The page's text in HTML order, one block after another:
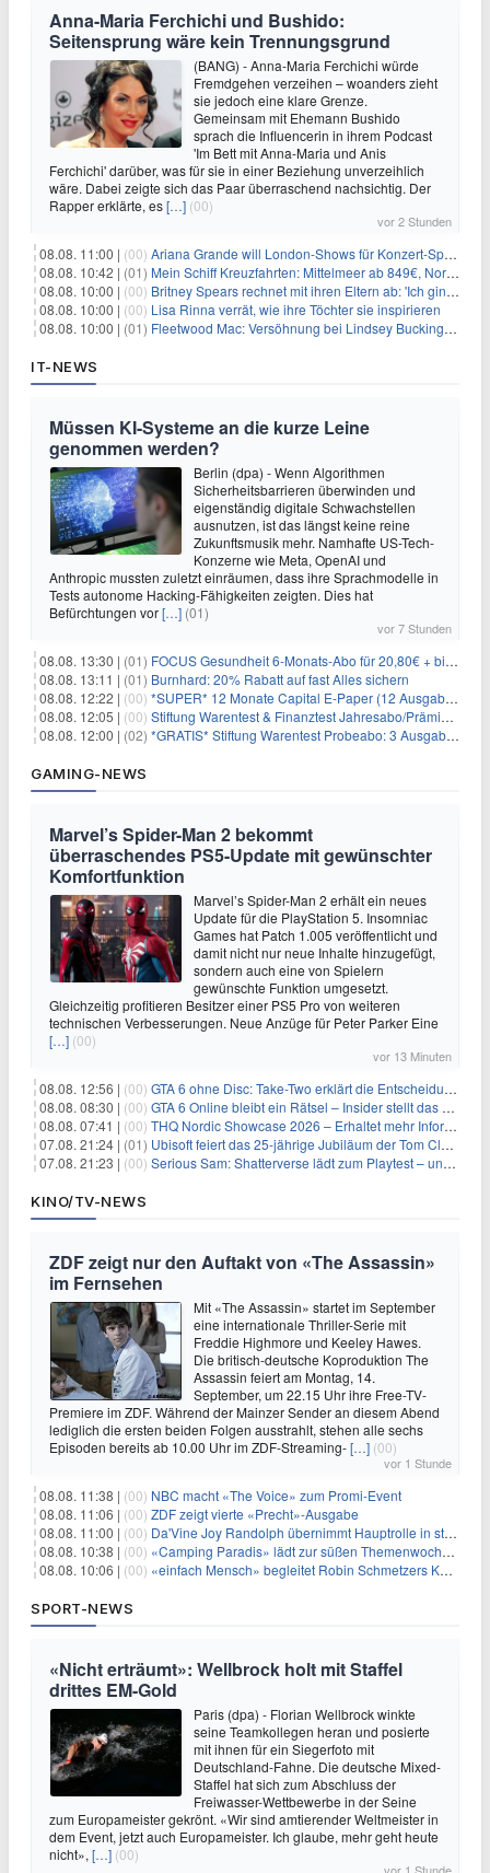
Anna-Maria Ferchichi und Bushido:
Seitensprung wäre kein Trennungsgrund
(BANG) - Anna-Maria Ferchichi würde
Fremdgehen verzeihen – woanders zieht
sie jedoch eine klare Grenze.
Gemeinsam mit Ehemann Bushido
sprach die Influencerin in ihrem Podcast
'Im Bett mit Anna-Maria und Anis
Ferchichi' darüber, was für sie in einer Beziehung unverzeihlich
wäre. Dabei zeigte sich das Paar überraschend nachsichtig. Der
Rapper erklärte, es[…] (00)
vor 2 Stunden
08.08. 11:00 | (00) Ariana Grande will London-Shows für Konzert-Special filmen
08.08. 10:42 | (01) Mein Schiff Kreuzfahrten: Mittelmeer ab 849€, Norwegen ab 999€ p.P.
08.08. 10:00 | (00) Britney Spears rechnet mit ihren Eltern ab: 'Ich ging zwei Monate lang auf die Knie und weinte'
08.08. 10:00 | (00) Lisa Rinna verrät, wie ihre Töchter sie inspirieren
08.08. 10:00 | (01) Fleetwood Mac: Versöhnung bei Lindsey Buckingham und Stevie Nicks
IT-NEWS
Müssen KI-Systeme an die kurze Leine
genommen werden?
Berlin (dpa) - Wenn Algorithmen
Sicherheitsbarrieren überwinden und
eigenständig digitale Schwachstellen
ausnutzen, ist das längst keine reine
Zukunftsmusik mehr. Namhafte US-Tech-
Konzerne wie Meta, OpenAI und
Anthropic mussten zuletzt einräumen, dass ihre Sprachmodelle in
Tests autonome Hacking-Fähigkeiten zeigten. Dies hat
Befürchtungen vor[…] (01)
vor 7 Stunden
08.08. 13:30 | (01) FOCUS Gesundheit 6-Monats-Abo für 20,80€ + bis zu 20€ Prämie
08.08. 13:11 | (01) Burnhard: 20% Rabatt auf fast Alles sichern
08.08. 12:22 | (00) *SUPER* 12 Monate Capital E-Paper (12 Ausgaben) für NUR 7€ (statt 80,04€)
08.08. 12:05 | (00) Stiftung Warentest & Finanztest Jahresabo/Prämienabo für 35€ + Buchprämie
08.08. 12:00 | (02) *GRATIS* Stiftung Warentest Probeabo: 3 Ausgaben gratis im Wert von 25,20€
GAMING-NEWS
Marvel’s Spider-Man 2 bekommt
überraschendes PS5-Update mit gewünschter
Komfortfunktion
Marvel’s Spider-Man 2 erhält ein neues
Update für die PlayStation 5. Insomniac
Games hat Patch 1.005 veröffentlicht und
damit nicht nur neue Inhalte hinzugefügt,
sondern auch eine von Spielern
gewünschte Funktion umgesetzt.
Gleichzeitig profitieren Besitzer einer PS5 Pro von weiteren
technischen Verbesserungen. Neue Anzüge für Peter Parker Eine
[…] (00)
vor 13 Minuten
08.08. 12:56 | (00) GTA 6 ohne Disc: Take-Two erklärt die Entscheidung für Download-Codes
08.08. 08:30 | (00) GTA 6 Online bleibt ein Rätsel – Insider stellt das neue Gerücht klar
08.08. 07:41 | (00) THQ Nordic Showcase 2026 – Erhaltet mehr Informationen
07.08. 21:24 | (01) Ubisoft feiert das 25-jährige Jubiläum der Tom Clancy’s Ghost Recon-Reihe
07.08. 21:23 | (00) Serious Sam: Shatterverse lädt zum Playtest – und erscheint schon bald!
KINO/TV-NEWS
ZDF zeigt nur den Auftakt von «The Assassin»
im Fernsehen
Mit «The Assassin» startet im September
eine internationale Thriller-Serie mit
Freddie Highmore und Keeley Hawes.
Die britisch-deutsche Koproduktion The
Assassin feiert am Montag, 14.
September, um 22.15 Uhr ihre Free-TV-
Premiere im ZDF. Während der Mainzer Sender an diesem Abend
lediglich die ersten beiden Folgen ausstrahlt, stehen alle sechs
Episoden bereits ab 10.00 Uhr im ZDF-Streaming-[…] (00)
vor 1 Stunde
08.08. 11:38 | (00) NBC macht «The Voice» zum Promi-Event
08.08. 11:06 | (00) ZDF zeigt vierte «Precht»-Ausgabe
08.08. 11:00 | (00) Da'Vine Joy Randolph übernimmt Hauptrolle in starbesetzter schwarzer Komödie
08.08. 10:38 | (00) «Camping Paradis» lädt zur süßen Themenwoche ein
08.08. 10:06 | (00) «einfach Mensch» begleitet Robin Schmetzers Kampf gegen eine seltene Krankheit
SPORT-NEWS
«Nicht erträumt»: Wellbrock holt mit Staffel
drittes EM-Gold
Paris (dpa) - Florian Wellbrock winkte
seine Teamkollegen heran und posierte
mit ihnen für ein Siegerfoto mit
Deutschland-Fahne. Die deutsche Mixed-
Staffel hat sich zum Abschluss der
Freiwasser-Wettbewerbe in der Seine
zum Europameister gekrönt. «Wir sind amtierender Weltmeister in
dem Event, jetzt auch Europameister. Ich glaube, mehr geht heute
nicht», […] (00)